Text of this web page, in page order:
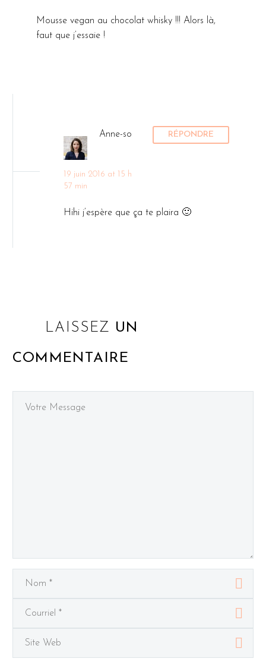
Mousse vegan au chocolat whisky !!! Alors là,
faut que j’essaie !
Anne-so
19 juin 2016 at 15 h
57 min
RÉPONDRE
Hihi j’espère que ça te plaira 🙂
LAISSEZ UN
COMMENTAIRE